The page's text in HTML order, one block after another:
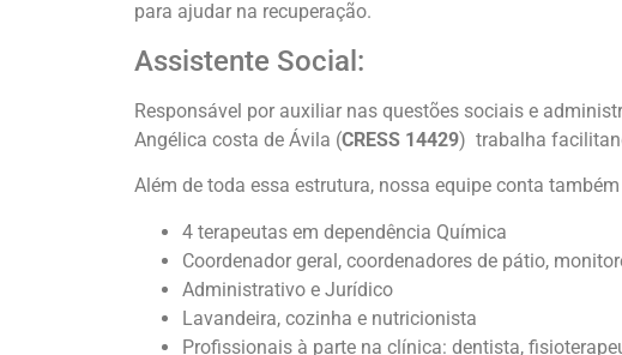
para ajudar na recuperação.
Assistente Social:
Responsável por auxiliar nas questões sociais e
Angélica costa de Ávila (CRESS 14429) trabalha
Além de toda essa estrutura, nossa equipe conta
4 terapeutas em dependência Química
Coordenador geral, coordenadores de pátio,
Administrativo e Jurídico
Lavandeira, cozinha e nutricionista
Profissionais à parte na clínica: dentista,